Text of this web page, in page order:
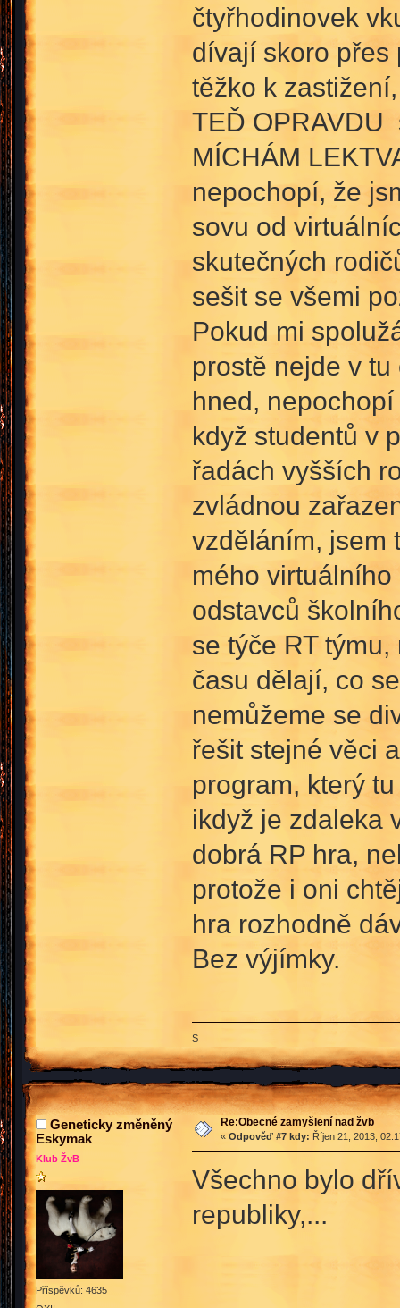
čtyřhodinovek
dívají skoro přes
těžko k
TEĎ OPRAVDU
MÍCHÁM
nepochopí, že
sovu od
skutečných
sešit se všemi
Pokud mi
prostě nejde v
hned,
když studentů v
řadách vyšších
zvládnou
vzděláním, jsem
mého
odstavců
se týče RT
času dělají, co
nemůžeme se
řešit stejné věci
program, který
ikdyž je zdaleka
dobrá RP hra,
protože i oni
hra rozhodně
Bez výjímky.
S
Geneticky změněný
Eskymak
Klub ŽvB
Příspěvků: 4635
Re:Obecné zamyšlení nad žvb
« Odpověď #7 kdy: Říjen 21, 2013,
Všechno bylo
republiky,...